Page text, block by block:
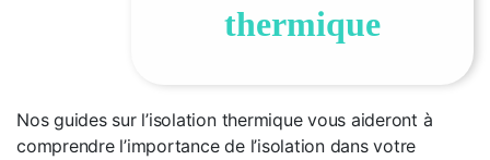
thermique
Nos guides sur l’isolation thermique vous aideront à
comprendre l’importance de l’isolation dans votre